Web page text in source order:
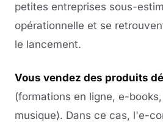
petites entreprises sous-
opérationnelle et se
le lancement.
Vous vendez des produits
(formations en ligne, e-books,
musique). Dans ce cas, l'e-